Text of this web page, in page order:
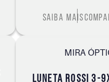
Saiba mais
MIRA
LUNETA ROSSI